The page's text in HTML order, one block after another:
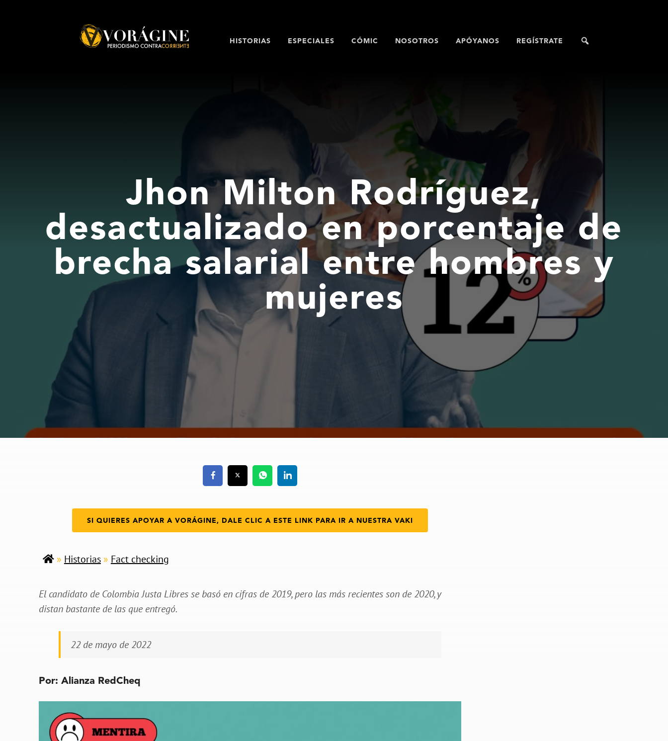
HISTORIAS ESPECIALES CÓMIC NOSOTROS APÓYANOS REGÍSTRATE
Jhon Milton Rodríguez,
desactualizado en porcentaje de
brecha salarial entre hombres y
mujeres
SI QUIERES APOYAR A VORÁGINE, DALE CLIC A ESTE LINK PARA IR A NUESTRA VAKI
» Historias» Fact checking
El candidato de Colombia Justa Libres se basó en cifras de 2019, pero las más recientes son de 2020, y
distan bastante de las que entregó.
22 de mayo de 2022
Por: Alianza RedCheq